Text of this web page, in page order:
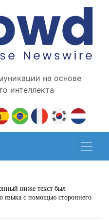
на основе
интеллекта
ниже текст был
языка с помощью стороннего